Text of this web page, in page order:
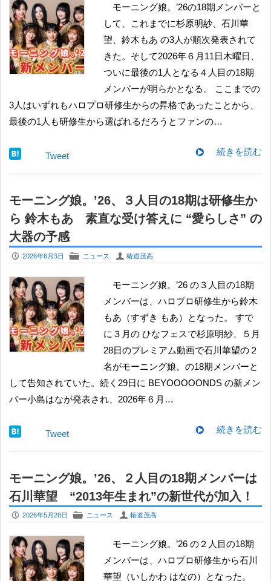
モーニング娘。’26の18期メンバーと
して、これまでに杉原明紗、石川華
望、鈴木もあ の3人が順次発表されて
きた。そして2026年６月11日木曜日、
ついに最後の1人となる４人目の18期
メンバーが明らかとなる。 ここまでの
3人はいずれもハロプロ研修生からの昇格であったことから、
最後の1人も研修生から選ばれるだろうとファンの…
続きを読む
Tweet
モーニング娘。’26、３人目の18期は研修生か
ら 鈴木もあ 素直な受け答えに “愛らしさ” の
大器の予感
P 2026年6月3日 F ニュース U 椿道茂高
モーニング娘。’26 の３人目の18期
メンバーは、ハロプロ研修生から鈴木
もあ（すずき もあ）となった。 すで
に３月の ひなフェスで杉原明紗、５月
28日のプレミアム動画で石川華望の２
名がモーニング娘。の18期メンバーと
して告知されていた。続く29日に BEYOOOOONDS の新メン
バー小島はなが発表され、2026年６月…
続きを読む
Tweet
モーニング娘。’26、２人目の18期メンバーは
石川華望 “2013年生まれ”の新世代が加入！
P 2026年5月28日 F ニュース U 椿道茂高
モーニング娘。’26 の２人目の18期
メンバーは、ハロプロ研修生から石川
華望（いしかわ はなの）となった。